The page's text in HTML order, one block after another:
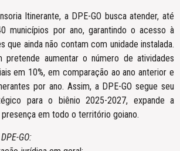
Itinerante, a DPE-GO busca atender, até
municípios por ano, garantindo o acesso à
que ainda não contam com unidade instalada.
pretende aumentar o número de atividades
em 10%, em comparação ao ano anterior e
por ano. Assim, a DPE-GO segue seu
para o biênio 2025-2027, expande a
presença em todo o território goiano.
GO: